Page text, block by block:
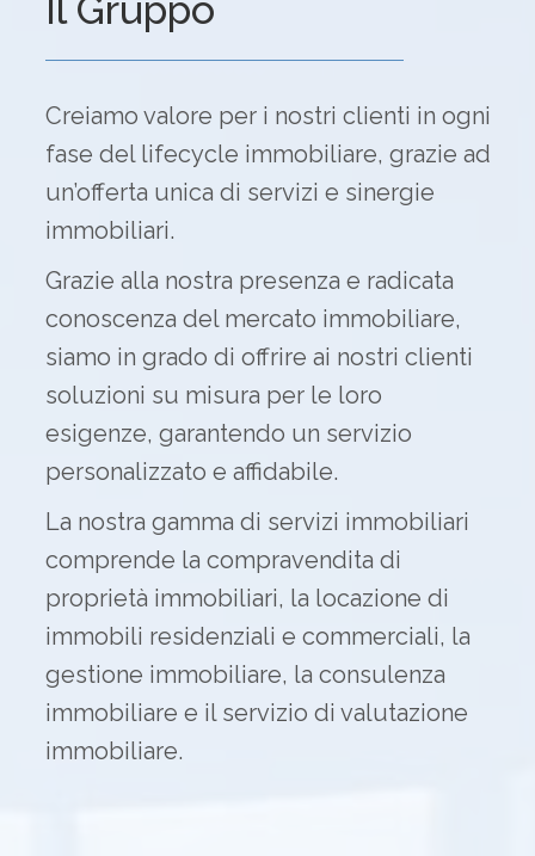
Creiamo valore per i nostri clienti in ogni
fase del lifecycle immobiliare, grazie ad
un’offerta unica di servizi e sinergie
immobiliari.
Grazie alla nostra presenza e radicata
conoscenza del mercato immobiliare,
siamo in grado di offrire ai nostri clienti
soluzioni su misura per le loro
esigenze, garantendo un servizio
personalizzato e affidabile.
La nostra gamma di servizi immobiliari
comprende la compravendita di
proprietà immobiliari, la locazione di
immobili residenziali e commerciali, la
gestione immobiliare, la consulenza
immobiliare e il servizio di valutazione
immobiliare.